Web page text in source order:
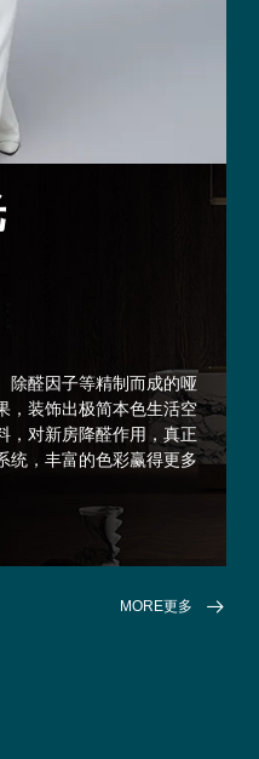
除醛因子等精制而成的哑
，装饰出极简本色生活空
，对新房降醛作用，真正
统，丰富的色彩赢得更多
MORE更多